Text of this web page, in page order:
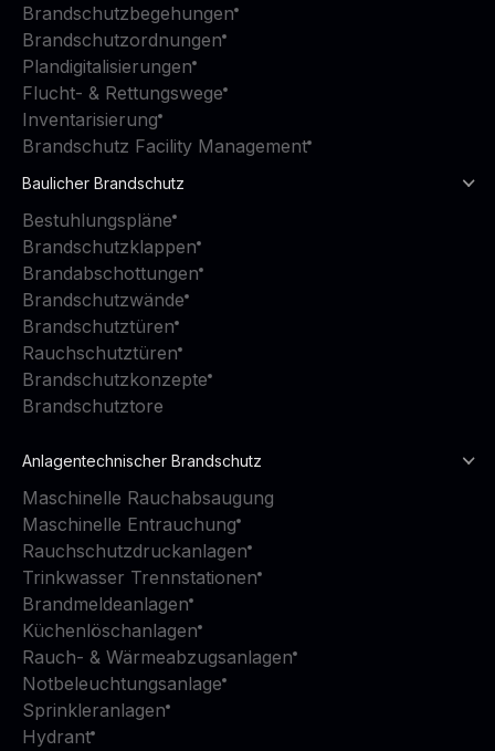
Brandschutzbegehungen
Brandschutzordnungen
Plandigitalisierungen
Flucht- & Rettungswege
Inventarisierung
Brandschutz Facility Management
Baulicher Brandschutz
Bestuhlungspläne
Brandschutzklappen
Brandabschottungen
Brandschutzwände
Brandschutztüren
Rauchschutztüren
Brandschutzkonzepte
Brandschutztore
Anlagentechnischer Brandschutz
Maschinelle Rauchabsaugung
Maschinelle Entrauchung
Rauchschutzdruckanlagen
Trinkwasser Trennstationen
Brandmeldeanlagen
Küchenlöschanlagen
Rauch- & Wärmeabzugsanlagen
Notbeleuchtungsanlage
Sprinkleranlagen
Hydrant